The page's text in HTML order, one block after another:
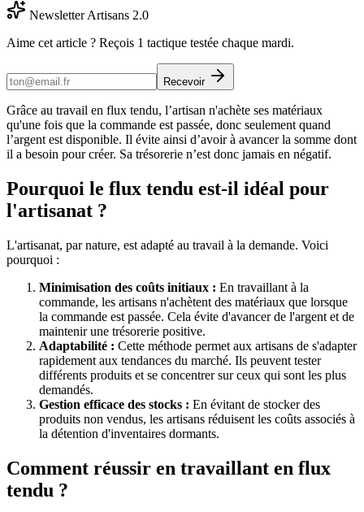
Newsletter Artisans 2.0
Aime cet article ? Reçois 1 tactique testée chaque mardi.
Recevoir
Grâce au travail en flux tendu, l’artisan n'achète ses matériaux
qu'une fois que la commande est passée, donc seulement quand
l’argent est disponible. Il évite ainsi d’avoir à avancer la somme dont
il a besoin pour créer. Sa trésorerie n’est donc jamais en négatif.
Pourquoi le flux tendu est-il idéal pour
l'artisanat ?
L'artisanat, par nature, est adapté au travail à la demande. Voici
pourquoi :
Minimisation des coûts initiaux : En travaillant à la
commande, les artisans n'achètent des matériaux que lorsque
la commande est passée. Cela évite d'avancer de l'argent et de
maintenir une trésorerie positive.
Adaptabilité : Cette méthode permet aux artisans de s'adapter
rapidement aux tendances du marché. Ils peuvent tester
différents produits et se concentrer sur ceux qui sont les plus
demandés.
Gestion efficace des stocks : En évitant de stocker des
produits non vendus, les artisans réduisent les coûts associés à
la détention d'inventaires dormants.
Comment réussir en travaillant en flux
tendu ?